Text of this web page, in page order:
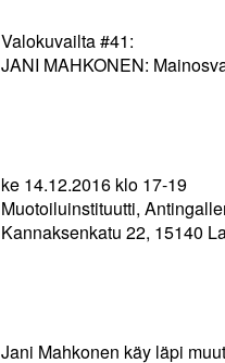
Valokuvailta #41:
JANI MAHKONEN:
ke 14.12.2016 klo 17-­19
Muotoiluinstituutti,
Kannaksenkatu 22, 15140
Jani Mahkonen käy läpi